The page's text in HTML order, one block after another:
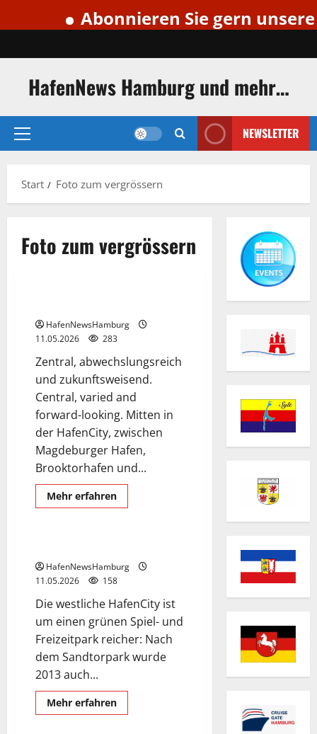
Abonnieren Sie gern
Inhalt
HafenNews Hamburg und mehr…
Primäres
NEWSLETTER
Start Foto zum vergrössern
Foto zum vergrössern
Hafencity
HafenNewsHamburg
11.05.2026
283
Zentral, abwechslungsreich
und zukunftsweisend.
Central, varied and
forward-looking. Mitten in
der HafenCity, zwischen
Magdeburger Hafen,
Brooktorhafen und...
Mehr erfahrenMehr
Informationen
Foto zum vergrössern
German and English language
Grasbrookpark
Hafencity
HafenNewsHamburg
11.05.2026
158
Die westliche HafenCity ist
um einen grünen Spiel- und
Freizeitpark reicher: Nach
dem Sandtorpark wurde
2013 auch...
Mehr erfahrenMehr
Informationen